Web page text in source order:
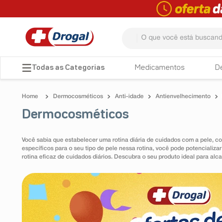
Medicamentos
Dermocosméticos Anti-idade Antienvelhecimento
Dermocosméticos
Você sabia que estabelecer uma rotina diária de cuidados com a pele,
específicos para o seu tipo de pele nessa rotina, você pode
rotina eficaz de cuidados diários. Descubra o seu produto ideal para
TERMOS MAIS BUSCADOS
4º lenço umedecido
5º tadalafila
6º minoxidil
desodorante
8 º
teste gravidez